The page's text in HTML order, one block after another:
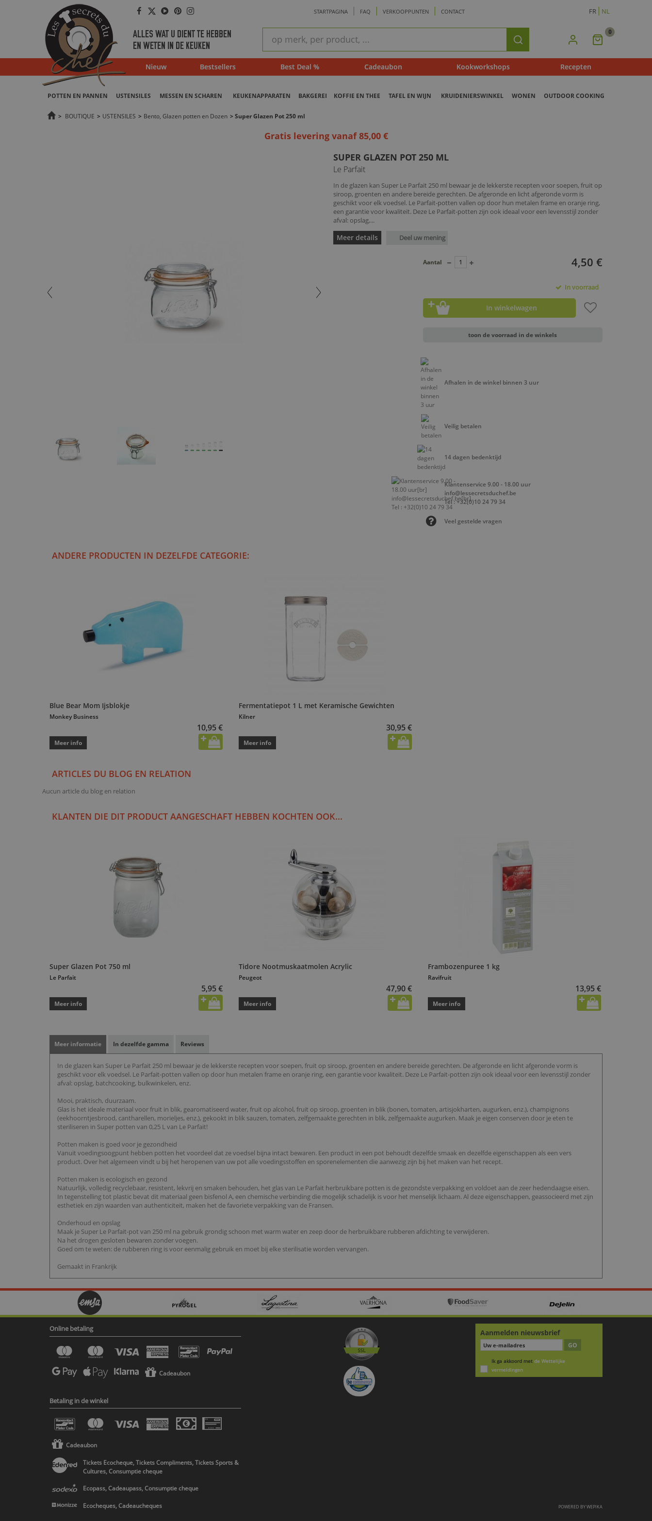
Facebook
Twitter
Youtube
Pinterest
Instagram STARTPAGINA FAQ VERKOOPPUNTEN CONTACT FR NL
ALLES WAT U DIENT TE HEBBEN
EN WETEN IN DE KEUKEN
zoeken
Zoeken Mijn
0
Nieuw Bestsellers Best Deal % Cadeaubon Kookworkshops Recepten
POTTEN EN PANNEN USTENSILES MESSEN EN SCHAREN KEUKENAPPARATEN BAKGEREI KOFFIE EN THEE TAFEL EN WIJN KRUIDENIERSWINKEL WONEN OUTDOOR COOKING
> BOUTIQUE > USTENSILES > Bento, Glazen potten en Dozen > Super Glazen Pot 250 ml
Gratis levering vanaf 85,00 €
SUPER GLAZEN POT 250 ML
Le Parfait
In de glazen kan Super Le Parfait 250 ml bewaar je de lekkerste recepten voor soepen, fruit op
siroop, groenten en andere bereide gerechten. De afgeronde en licht afgeronde vorm is
geschikt voor elk voedsel. Le Parfait-potten vallen op door hun metalen frame en oranje ring,
een garantie voor kwaliteit. Deze Le Parfait-potten zijn ook ideaal voor een levensstijl zonder
afval: opslag,...
Meer details Deel uw mening
4,50 €
Aantal
In voorraad
In winkelwagen
toon de voorraad in de winkels
Afhalen in de winkel binnen 3 uur
Veilig betalen
14 dagen bedenktijd
Klantenservice 9.00 - 18.00 uur
info@lessecretsduchef.be
Tel : +32(0)10 24 79 34
Veel gestelde vragen
ANDERE PRODUCTEN IN DEZELFDE CATEGORIE:
Blue Bear Mom Ijsblokje
Monkey Business
10,95 €
Meer info
Fermentatiepot 1 L met Keramische Gewichten
Kilner
30,95 €
Meer info
ARTICLES DU BLOG EN RELATION
Aucun article du blog en relation
KLANTEN DIE DIT PRODUCT AANGESCHAFT HEBBEN KOCHTEN OOK...
Super Glazen Pot 750 ml
Le Parfait
5,95 €
Meer info
Tidore Nootmuskaatmolen Acrylic
Peugeot
47,90 €
Meer info
Frambozenpuree 1 kg
Ravifruit
13,95 €
Meer info
Meer informatie In dezelfde gamma Reviews
In de glazen kan Super Le Parfait 250 ml bewaar je de lekkerste recepten voor soepen, fruit op siroop, groenten en andere bereide gerechten. De afgeronde en licht afgeronde vorm is
geschikt voor elk voedsel. Le Parfait-potten vallen op door hun metalen frame en oranje ring, een garantie voor kwaliteit. Deze Le Parfait-potten zijn ook ideaal voor een levensstijl zonder
afval: opslag, batchcooking, bulkwinkelen, enz.
Mooi, praktisch, duurzaam.
Glas is het ideale materiaal voor fruit in blik, gearomatiseerd water, fruit op alcohol, fruit op siroop, groenten in blik (bonen, tomaten, artisjokharten, augurken, enz.), champignons
(eekhoorntjesbrood, cantharellen, morieljes, enz.), gekookt in blik sauzen, tomaten, zelfgemaakte gerechten in blik, zelfgemaakte augurken. Maak je eigen conserven door je eten te
steriliseren in Super potten van 0,25 L van Le Parfait!
Potten maken is goed voor je gezondheid
Vanuit voedingsoogpunt hebben potten het voordeel dat ze voedsel bijna intact bewaren. Een product in een pot behoudt dezelfde smaak en dezelfde eigenschappen als een vers
product. Over het algemeen vindt u bij het heropenen van uw pot alle voedingsstoffen en sporenelementen die aanwezig zijn bij het maken van het recept.
Potten maken is ecologisch en gezond
Natuurlijk, volledig recyclebaar, resistent, lekvrij en smaken behouden, het glas van Le Parfait herbruikbare potten is de gezondste verpakking en voldoet aan de zeer hedendaagse eisen.
In tegenstelling tot plastic bevat dit materiaal geen bisfenol A, een chemische verbinding die mogelijk schadelijk is voor het menselijk lichaam. Al deze eigenschappen, geassocieerd met zijn
esthetiek en zijn waarden van authenticiteit, maken het de favoriete verpakking van de Fransen.
Onderhoud en opslag
Maak je Super Le Parfait-pot van 250 ml na gebruik grondig schoon met warm water en zeep door de herbruikbare rubberen afdichting te verwijderen.
Na het drogen gesloten bewaren zonder voegen.
Goed om te weten: de rubberen ring is voor eenmalig gebruik en moet bij elke sterilisatie worden vervangen.
Gemaakt in Frankrijk
Online betaling
Cadeaubon
Betaling in de winkel
Cadeaubon
Tickets Ecocheque, Tickets Compliments, Tickets Sports &
Cultures, Consumptie cheque
Ecopass, Cadeaupass, Consumptie cheque
Ecocheques, Cadeaucheques
Aanmelden nieuwsbrief
GO
Ik ga akkoord met de Wettelijke
vermeldingen
POWERED BYWEPIKA